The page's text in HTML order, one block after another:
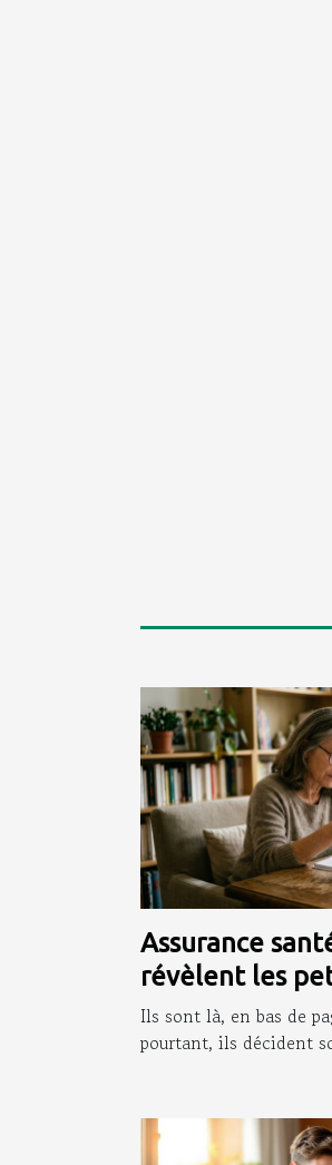
Assurance
révèlent les
que personne
Ils sont là, en bas de
pourtant, ils décident